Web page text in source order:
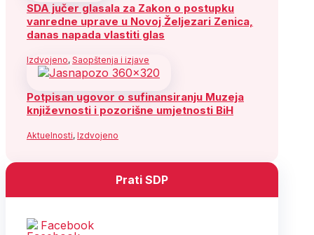
SDA jučer glasala za Zakon o postupku
vanredne uprave u Novoj Željezari Zenica,
danas napada vlastiti glas
Izdvojeno, Saopštenja i izjave
Potpisan ugovor o sufinansiranju Muzeja
književnosti i pozorišne umjetnosti BiH
Aktuelnosti, Izdvojeno
Prati SDP
Facebook